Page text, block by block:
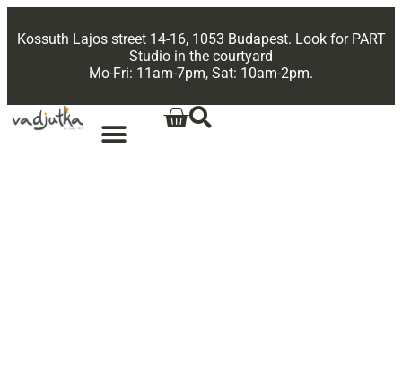
Kossuth Lajos street 14-16, 1053 Budapest. Look for PART
Studio in the courtyard
Mo-Fri: 11am-7pm, Sat: 10am-2pm.